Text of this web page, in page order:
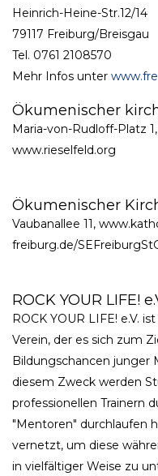
Heinrich-Heine-Str.12/14
79117 Freiburg/Breisgau
Tel. 0761 2108570
Mehr Infos unter
Ökumenischer
Maria-von-Rudloff-Platz
www.rieselfeld.org
Ökumenischer
Vaubanallee 11,
freiburg.de/
ROCK YOUR LIFE!
ROCK YOUR LIFE! e.V.
Verein, der es sich zum
Bildungschancen junger
diesem Zweck werden
professionellen Trainern
"Mentoren" durchlaufen
vernetzt, um diese
in vielfältiger Weise zu